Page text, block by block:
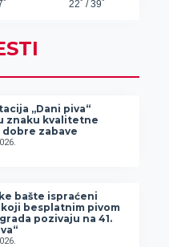
„Dani piva“
znaku kvalitetne
dobre zabave
bašte ispraćeni
besplatnim pivom
pozivaju na 41.